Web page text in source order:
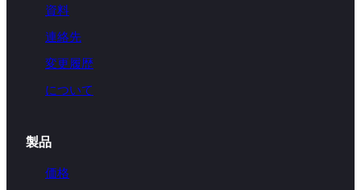
資料
連絡先
変更履歴
について
製品
価格